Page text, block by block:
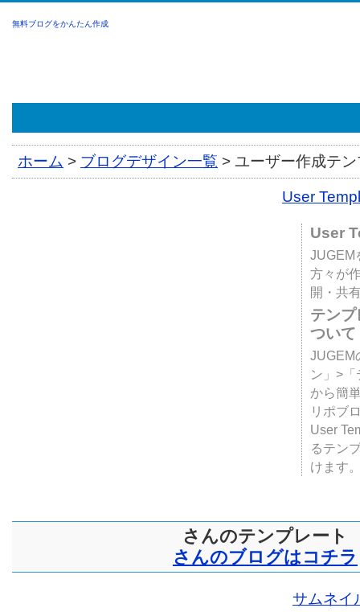
無料ブログをかんたん作成
ホーム > ブログデザイン一覧 > ユーザー作成テ
User
User
JUGEM
方々が
開・共
テン
ついて
JUGEM
ン」>
から簡
リポブ
User
るテン
けます
さんのテンプレート
さんのブログはコチラ
サムネイ